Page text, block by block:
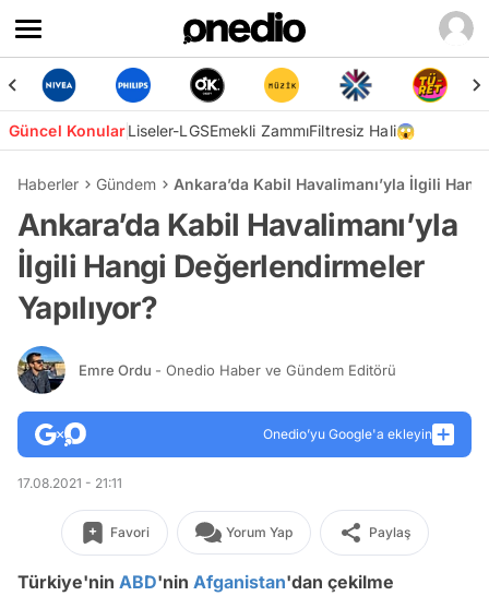
Güncel KonularLiseler-LGSEmekli ZammıFiltresiz Hali😱
Haberler Gündem Ankara’da Kabil Havalimanı’yla İlgili
Ankara’da Kabil Havalimanı’yla
İlgili Hangi Değerlendirmeler
Yapılıyor?
Emre Ordu - Onedio Haber ve Gündem Editörü
Onedio’yu Google'a ekleyin
17.08.2021 - 21:11
Favori Yorum Yap Paylaş
Türkiye'nin ABD'nin Afganistan'dan çekilme